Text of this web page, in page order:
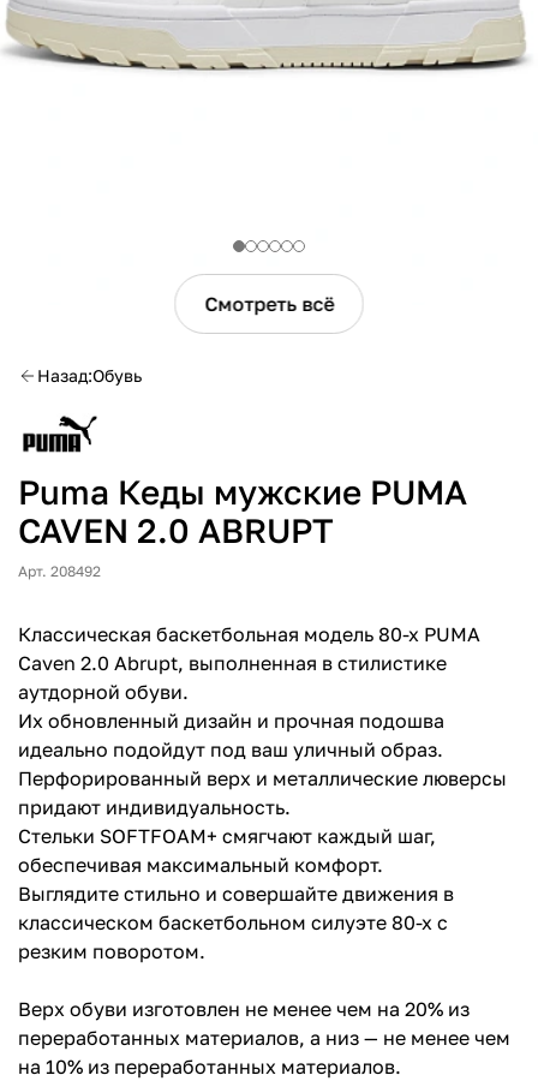
Смотреть всё
Назад Обувь
Puma Кеды мужские PUMA
CAVEN 2.0 ABRUPT
Арт. 208492
Классическая баскетбольная модель 80-х PUMA
Caven 2.0 Abrupt, выполненная в стилистике
аутдорной обуви.
Их обновленный дизайн и прочная подошва
идеально подойдут под ваш уличный образ.
Перфорированный верх и металлические люверсы
придают индивидуальность.
Стельки SOFTFOAM+ смягчают каждый шаг,
обеспечивая максимальный комфорт.
Выглядите стильно и совершайте движения в
классическом баскетбольном силуэте 80-х с
резким поворотом.
Верх обуви изготовлен не менее чем на 20% из
переработанных материалов, а низ — не менее чем
на 10% из переработанных материалов.